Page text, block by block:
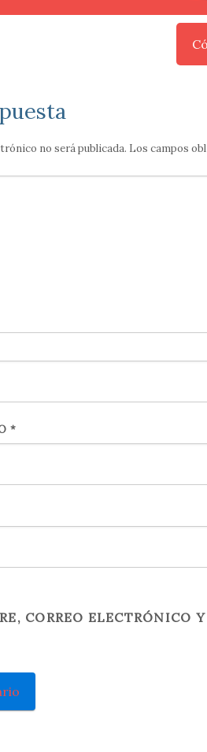
no será publicada. Los campos
*
CORREO ELECTRÓNICO